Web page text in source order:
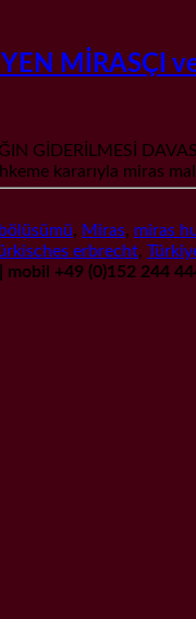
MİRASÇI
GİDERİLMESİ
kararıyla miras
, Miras, miras
erbrecht,
mobil +49 (0)152 244